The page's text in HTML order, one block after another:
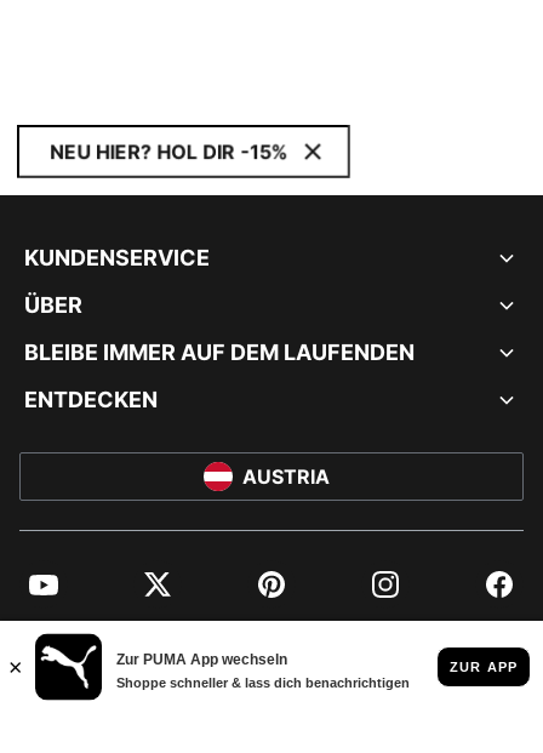
NEU HIER? HOL DIR -15%
KUNDENSERVICE
ÜBER
BLEIBE IMMER AUF DEM LAUFENDEN
ENTDECKEN
AUSTRIA
YouTube Twitter Pinterest Instagram
© PUMA EUROPE GMBH, 2026. ALLE RECHTE VORBEHALTEN
IMPRESSUM UND RECHTLICHE HINWEISE